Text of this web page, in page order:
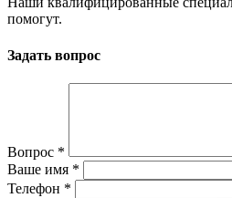
помогут.
Задать вопрос
Вопрос *
Ваше имя *
Телефон *